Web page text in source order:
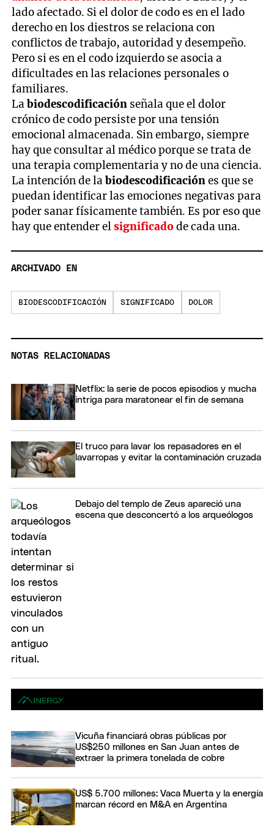
lado afectado. Si el dolor de codo es en el lado
derecho en los diestros se relaciona con
conflictos de trabajo, autoridad y desempeño.
Pero si es en el codo izquierdo se asocia a
dificultades en las relaciones personales o
familiares.
Labiodescodificación señala que el dolor
crónico de codo persiste por una tensión
emocional almacenada. Sin embargo, siempre
hay que consultar al médico porque se trata de
una terapia complementaria y no de una ciencia.
La intención de labiodescodificaciónes que se
puedan identificar las emociones negativas para
poder sanar físicamente también. Es por eso que
hay que entender elsignificadode cada una.
ARCHIVADO EN
BIODESCODIFICACIÓN SIGNIFICADO DOLOR
NOTAS RELACIONADAS
Netflix: la serie de pocos episodios y mucha
intriga para maratonear el fin de semana
El truco para lavar los repasadores en el
lavarropas y evitar la contaminación cruzada
Debajo del templo de Zeus apareció una
escena que desconcertó a los arqueólogos
Vicuña financiará obras públicas por
US$250 millones en San Juan antes de
extraer la primera tonelada de cobre
US$ 5.700 millones: Vaca Muerta y la energía
marcan récord en M&A en Argentina